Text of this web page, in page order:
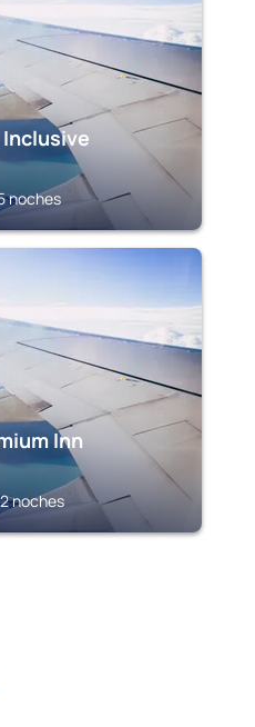
noches
Inn
noches